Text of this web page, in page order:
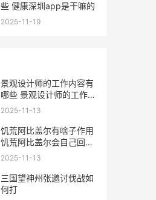
些 健康深圳app是干嘛的
2025-11-19
景观设计师的工作内容有
哪些 景观设计师的工作蚂
蚁
2025-11-13
饥荒阿比盖尔有啥子作用
饥荒阿比盖尔会自己回血
吗
2025-11-13
三国望神州张邈讨伐战如
何打